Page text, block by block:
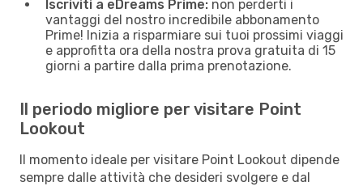
Iscriviti a eDreams Prime: non perderti i
vantaggi del nostro incredibile abbonamento
Prime! Inizia a risparmiare sui tuoi prossimi viaggi
e approfitta ora della nostra prova gratuita di 15
giorni a partire dalla prima prenotazione.
Il periodo migliore per visitare Point
Lookout
Il momento ideale per visitare Point Lookout dipende
sempre dalle attività che desideri svolgere e dal